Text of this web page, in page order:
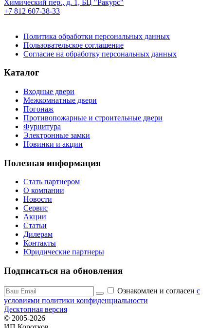
Химический пер., д. 1, БЦ "Ракурс"
+7 812 607-38-33
Политика обработки персональных данных
Пользовательское соглашение
Согласие на обработку персональных данных
Каталог
Входные двери
Межкомнатные двери
Погонаж
Противопожарные и строительные двери
Фурнитура
Электронные замки
Новинки и акции
Полезная информация
Стать партнером
О компании
Новости
Сервис
Акции
Статьи
Дилерам
Контакты
Юридические партнеры
Подписаться на обновления
Ознакомлен и согласен c
условиями политики конфиденциальности
Десктопная версия
© 2005-2026